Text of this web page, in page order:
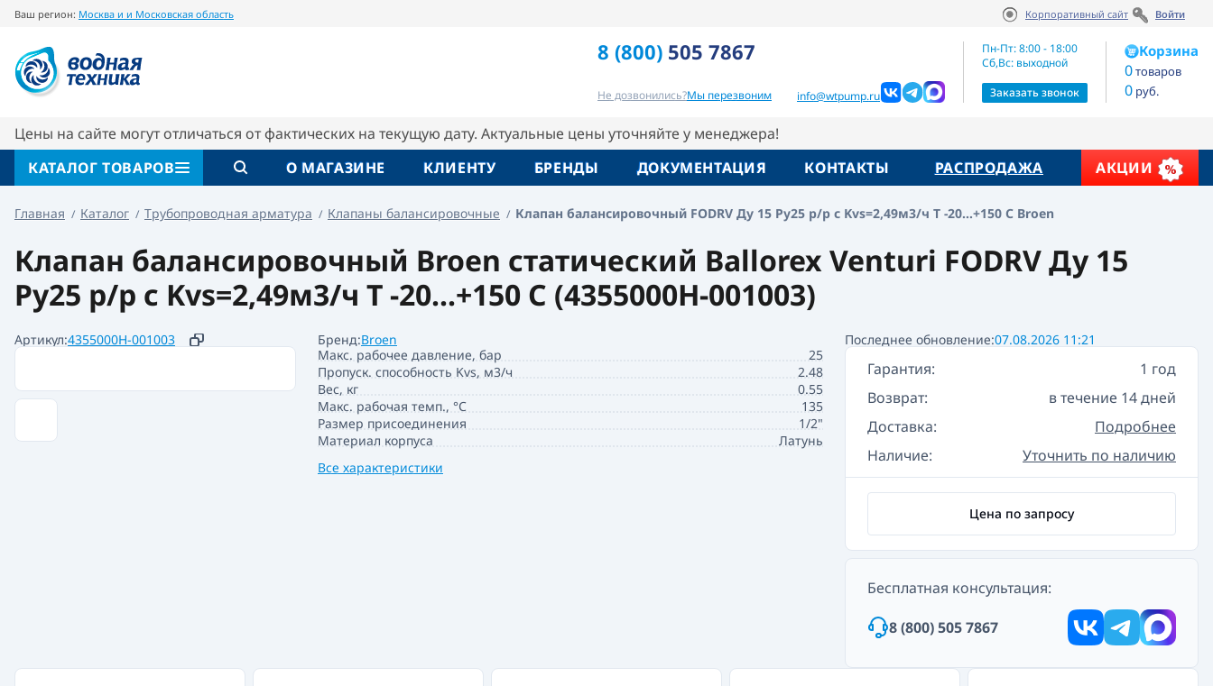
Ваш регион: Москва и и Московская область Корпоративный сайт Войти
8 (800) 505 7867
Не дозвонились?Мы перезвоним info@wtpump.ru
Пн-Пт: 8:00 - 18:00
Сб,Вс: выходной
Заказать звонок
Корзина
0товаров
0 руб.
Цены на сайте могут отличаться от фактических на текущую дату. Актуальные цены уточняйте у менеджера!
КАТАЛОГ ТОВАРОВ
О МАГАЗИНЕ КЛИЕНТУ БРЕНДЫ ДОКУМЕНТАЦИЯ КОНТАКТЫ РАСПРОДАЖА АКЦИИ
Главная Каталог Трубопроводная арматура Клапаны балансировочные Клапан балансировочный FODRV Ду 15 Pу25 р/р с Kvs=2,49м3/ч Т -20...+150 C Broen
Клапан балансировочный Broen статический Ballorex Venturi FODRV Ду 15
Pу25 р/р с Kvs=2,49м3/ч Т -20...+150 C (4355000H-001003)
Артикул:4355000H-001003 Бренд:Broen Последнее обновление:07.08.2026 11:21
Макс. рабочее давление, бар
25
Пропуск. способность Kvs, м3/ч
2.48
Вес, кг
0.55
Макс. рабочая темп., °С
135
Размер присоединения
1/2"
Материал корпуса
Латунь
Все характеристики
Гарантия:
1 год
Возврат:
в течение 14 дней
Доставка:
Подробнее
Наличие:
Уточнить по наличию
Цена по запросу
Бесплатная консультация:
8 (800) 505 7867
Вопрос-ответ Похожие товары